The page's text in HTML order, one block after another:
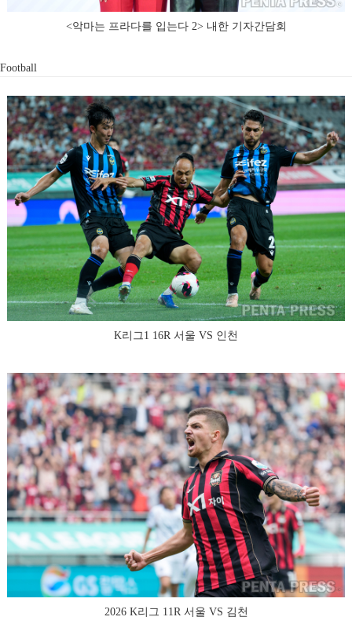
<악마는 프라다를 입는다 2> 내한 기자간담회
Football
K리그1 16R 서울 VS 인천
2026 K리그 11R 서울 VS 김천